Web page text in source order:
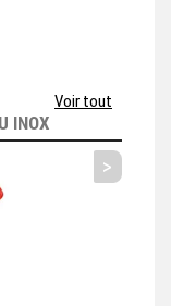
INOX
Voir tout
>